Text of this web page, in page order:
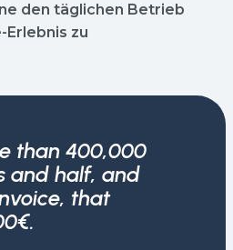
den täglichen Betrieb
zu
than 400,000
and half, and
that